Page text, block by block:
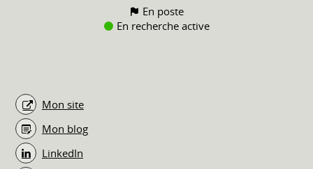
En poste
En recherche active
Mon site
Mon blog
LinkedIn